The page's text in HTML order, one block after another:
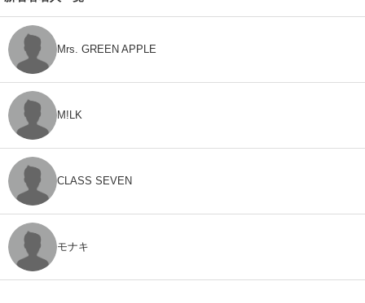
Mrs. GREEN APPLE
M!LK
CLASS SEVEN
モナキ